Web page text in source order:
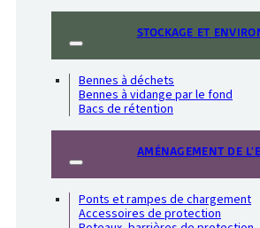
STOCKAGE ET
Bennes à déchets
Bennes à vidange par le fond
Bacs de rétention
AMÉNAGEMENT DE
Ponts et rampes de chargement
Accessoires de protection